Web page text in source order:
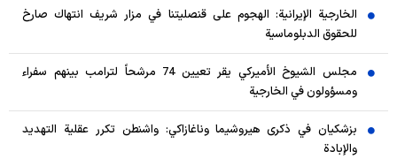
الخارجية الإيرانية: الهجوم على قنصليتنا في مزار شريف انتهاك صارخ
للحقوق الدبلوماسية
مجلس الشيوخ الأميركي يقر تعيين 74 مرشحاً لترامب بينهم سفراء
ومسؤولون في الخارجية
بزشكيان في ذكرى هيروشيما وناغازاكي: واشنطن تكرر عقلية التهديد
والإبادة